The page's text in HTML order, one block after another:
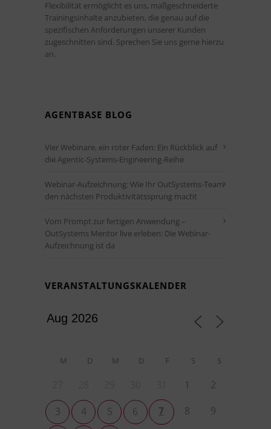
Flexibilität ermöglicht es uns, maßgeschneiderte
Trainingsinhalte anzubieten, die genau auf die
spezifischen Anforderungen unserer Kunden
zugeschnitten sind. Sprechen Sie uns gerne hierzu
an.
AGENTBASE BLOG
Vier Webinare, ein roter Faden: Ein Rückblick auf
die Agentic-Systems-Engineering-Reihe
Webinar-Aufzeichnung: Wie Ihr OutSystems-Team
den nächsten Produktivitätssprung macht
Vom Prompt zur fertigen Anwendung –
OutSystems Mentor live erleben: Die Webinar-
Aufzeichnung ist da
VERANSTALTUNGSKALENDER
M D M D F S S
1
2
3
4 5 6 7 8
9